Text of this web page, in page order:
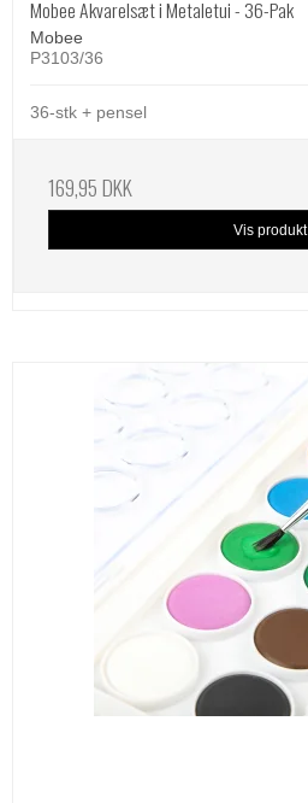
Mobee Akvarelsæt i Metaletui - 36-Pak
Mobee
P3103/36
36-stk + pensel
169,95 DKK
Vis produkt